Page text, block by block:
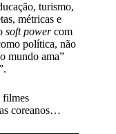
turismo,
métricas e
soft powercom
política, não
mundo ama”
filmes
coreanos…